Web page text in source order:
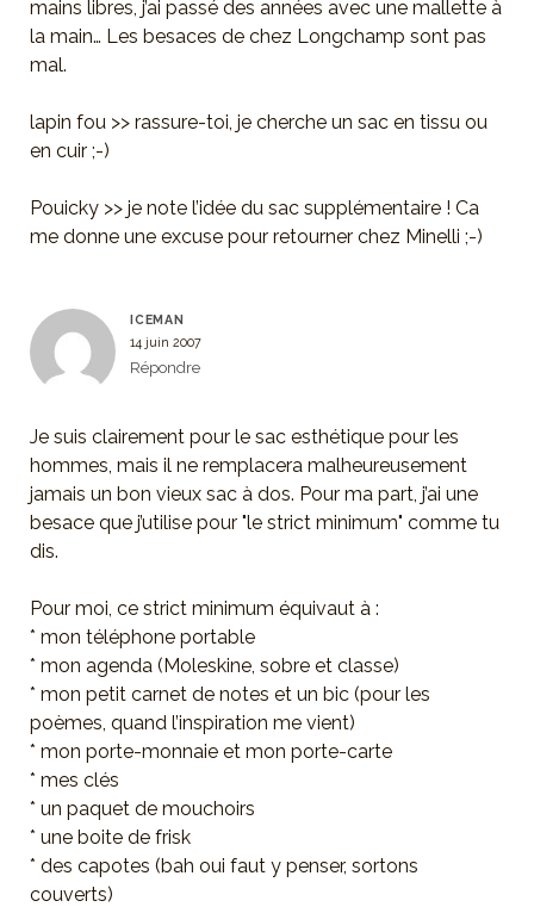
mains libres, j’ai passé des années avec une mallette à
la main… Les besaces de chez Longchamp sont pas
mal.
lapin fou >> rassure-toi, je cherche un sac en tissu ou
en cuir ;-)
Pouicky >> je note l’idée du sac supplémentaire ! Ca
me donne une excuse pour retourner chez Minelli ;-)
ICEMAN
14 juin 2007
Répondre
Je suis clairement pour le sac esthétique pour les
hommes, mais il ne remplacera malheureusement
jamais un bon vieux sac à dos. Pour ma part, j’ai une
besace que j’utilise pour "le strict minimum" comme tu
dis.
Pour moi, ce strict minimum équivaut à :
* mon téléphone portable
* mon agenda (Moleskine, sobre et classe)
* mon petit carnet de notes et un bic (pour les
poèmes, quand l’inspiration me vient)
* mon porte-monnaie et mon porte-carte
* mes clés
* un paquet de mouchoirs
* une boite de frisk
* des capotes (bah oui faut y penser, sortons
couverts)